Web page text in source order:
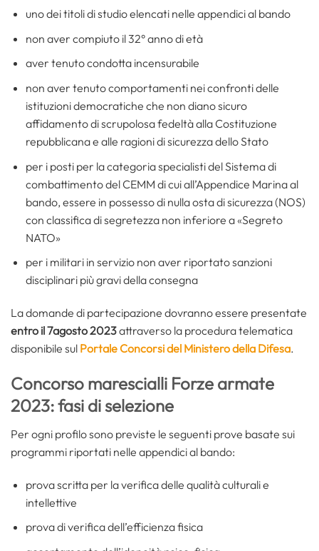
uno dei titoli di studio elencati nelle appendici al bando
non aver compiuto il 32° anno di età
aver tenuto condotta incensurabile
non aver tenuto comportamenti nei confronti delle
istituzioni democratiche che non diano sicuro
affidamento di scrupolosa fedeltà alla Costituzione
repubblicana e alle ragioni di sicurezza dello Stato
per i posti per la categoria specialisti del Sistema di
combattimento del CEMM di cui all’Appendice Marina al
bando, essere in possesso di nulla osta di sicurezza (NOS)
con classifica di segretezza non inferiore a «Segreto
NATO»
per i militari in servizio non aver riportato sanzioni
disciplinari più gravi della consegna
La domande di partecipazione dovranno essere presentate
entro il 7agosto 2023attraverso la procedura telematica
disponibile sul Portale Concorsi del Ministero della Difesa.
Concorso marescialli Forze armate
2023: fasi di selezione
Per ogni profilo sono previste le seguenti prove basate sui
programmi riportati nelle appendici al bando:
prova scritta per la verifica delle qualità culturali e
intellettive
prova di verifica dell’efficienza fisica